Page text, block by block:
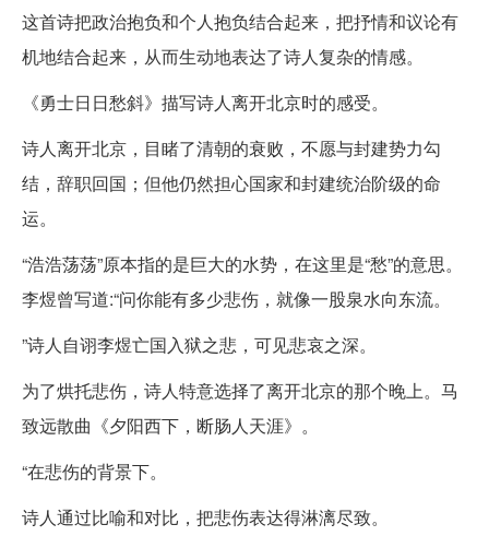
这首诗把政治抱负和个人抱负结合起来，把抒情和议论有
机地结合起来，从而生动地表达了诗人复杂的情感。
《勇士日日愁斜》描写诗人离开北京时的感受。
诗人离开北京，目睹了清朝的衰败，不愿与封建势力勾
结，辞职回国；但他仍然担心国家和封建统治阶级的命
运。
“浩浩荡荡”原本指的是巨大的水势，在这里是“愁”的意思。
李煜曾写道:“问你能有多少悲伤，就像一股泉水向东流。
”诗人自诩李煜亡国入狱之悲，可见悲哀之深。
为了烘托悲伤，诗人特意选择了离开北京的那个晚上。马
致远散曲《夕阳西下，断肠人天涯》。
“在悲伤的背景下。
诗人通过比喻和对比，把悲伤表达得淋漓尽致。